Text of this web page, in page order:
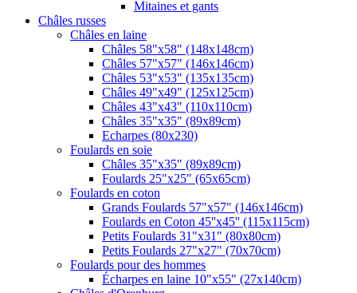
Mitaines et gants
Châles russes
Châles en laine
Châles 58"x58" (148x148cm)
Châles 57"x57" (146x146cm)
Châles 53"x53" (135x135cm)
Châles 49"x49" (125x125cm)
Châles 43"x43" (110x110cm)
Châles 35"x35" (89x89cm)
Echarpes (80х230)
Foulards en soie
Châles 35"x35" (89x89cm)
Foulards 25"x25" (65x65cm)
Foulards en coton
Grands Foulards 57"x57" (146x146cm)
Foulards en Coton 45''x45'' (115x115cm)
Petits Foulards 31"x31" (80x80cm)
Petits Foulards 27"x27" (70x70cm)
Foulards pour des hommes
Écharpes en laine 10"x55" (27x140cm)